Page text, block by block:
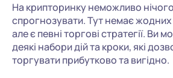
На крипторинку неможливо
спрогнозувати. Тут немає
але є певні торгові стратегії. Ви
деякі набори дій та кроки, які
торгувати прибутково та вигідно.